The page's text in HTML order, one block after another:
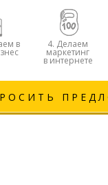
в 4. Делаем
маркетинг
в интернете